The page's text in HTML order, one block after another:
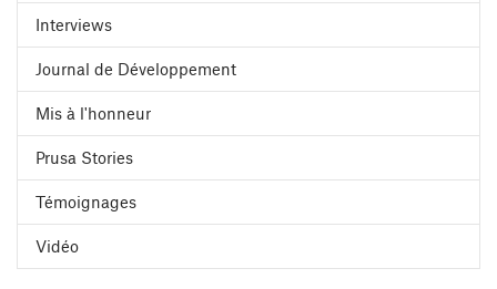
Interviews
Journal de Développement
Mis à l'honneur
Prusa Stories
Témoignages
Vidéo